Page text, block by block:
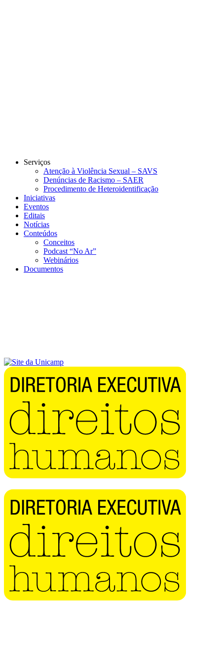
Serviços
Atenção à Violência Sexual – SAVS
Denúncias de Racismo – SAER
Procedimento de Heteroidentificação
Iniciativas
Eventos
Editais
Notícias
Conteúdos
Conceitos
Podcast “No Ar”
Webinários
Documentos